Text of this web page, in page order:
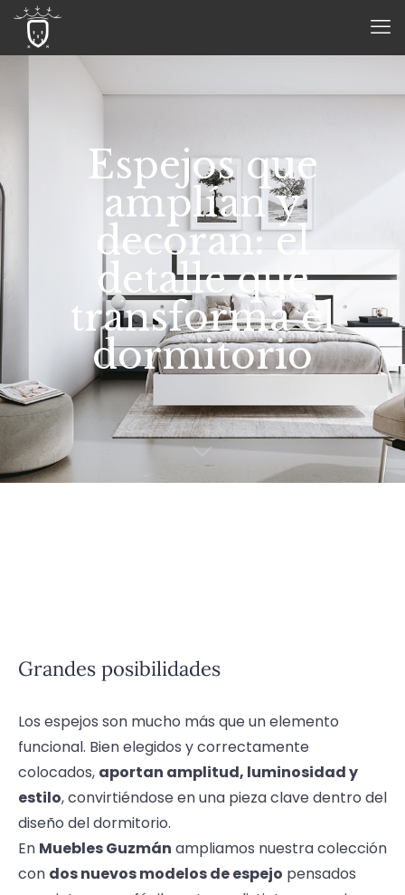
Espejos que
amplían y
decoran: el
detalle que
transforma el
dormitorio
Grandes posibilidades
Los espejos son mucho más que un elemento
funcional. Bien elegidos y correctamente
colocados, aportan amplitud, luminosidad y
estilo, convirtiéndose en una pieza clave dentro del
diseño del dormitorio.
En Muebles Guzmán ampliamos nuestra colección
con dos nuevos modelos de espejo pensados